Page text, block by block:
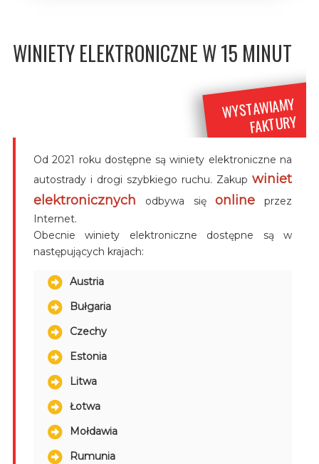
WINIETY ELEKTRONICZNE W 15 MINUT
WYSTAWIAMY
FAKTURY
Od 2021 roku dostępne są winiety elektroniczne na
autostrady i drogi szybkiego ruchu. Zakupwiniet
elektronicznych odbywa sięonline przez
Internet.
Obecnie winiety elektroniczne dostępne są w
następujących krajach:
Austria
Bułgaria
Czechy
Estonia
Litwa
Łotwa
Mołdawia
Rumunia